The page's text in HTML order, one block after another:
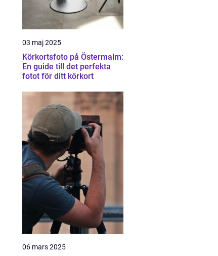
03 maj 2025
Körkortsfoto på Östermalm:
En guide till det perfekta
fotot för ditt körkort
06 mars 2025